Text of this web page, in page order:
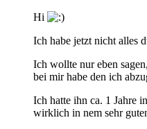
Hi
Ich habe jetzt nicht alles
Ich wollte nur eben
bei mir habe den ich
Ich hatte ihn ca. 1 Jahre
wirklich in nem sehr